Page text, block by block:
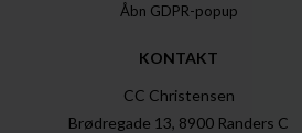
Åbn GDPR-popup
KONTAKT
CC Christensen
Brødregade 13, 8900 Randers C